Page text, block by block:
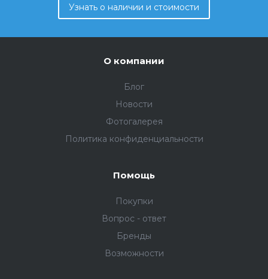
Узнать о наличии и стоимости
О компании
Блог
Новости
Фотогалерея
Политика конфиденциальности
Помощь
Покупки
Вопрос - ответ
Бренды
Возможности